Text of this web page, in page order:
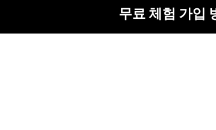
무료 체험 가입